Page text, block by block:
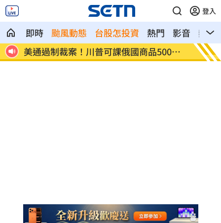
登入
即時 颱風動態 台股怎投資 熱門 影音
熱搜
日本銀髮族瘋工作 逾4成想做到80歲
解散
場